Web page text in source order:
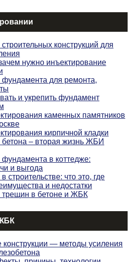
конструкций для
нужно инъектирование
фундамента для ремонта,
и укрепить фундамент
каменных памятников
кирпичной кладки
– вторая жизнь ЖБИ
в коттедже:
и выгода
строительстве: что это, где
и недостатки
трещин в бетоне и ЖБК
— методы усиления